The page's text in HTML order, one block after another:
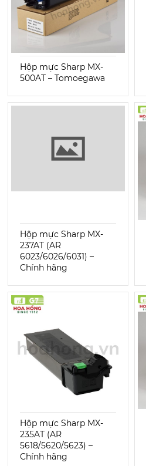
Hộp mực Sharp MX-
500AT – Tomoegawa
Hộp mực Sharp MX-
237AT (AR
6023/6026/6031) –
Chính hãng
Hộp mực Sharp MX-
235AT (AR
5618/5620/5623) –
Chính hãng